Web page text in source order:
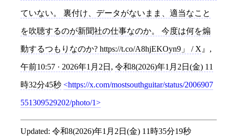
ていない。 裏付け、データがないまま、適当なこと
を吹聴するのが新聞社の仕事なのか。 今度は何を煽
動するつもりなのか? https://t.co/A8hjEKOyn9」 / X ,
午前10:57 · 2026年1月2日 , 令和8(2026)年1月2日(金) 11
時32分45秒 https://x.com/mostsouthguitar/status/2006907
551309529202/photo/1
Updated: 令和8(2026)年1月2日(金) 11時35分19秒